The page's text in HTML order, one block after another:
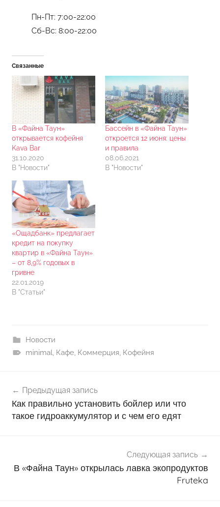
Пн-Пт: 7:00-22:00
Сб-Вс: 8:00-22:00
Связанные
В «Файна Таун»
открывается кофейня
Kava Bar
31.10.2020
В "Новости"
Бассейн в «Файна Таун»
откроется 12 июня: цены
и правила
08.06.2021
В "Новости"
«Ощадбанк» предлагает
кредит на покупку
квартир в «Файна Таун»
– от 8,9% годовых в
гривне
22.01.2019
В "Статьи"
Новости
minimal, Кафе, Коммерция, Кофейня
по
записям
Предыдущая запись
Как правильно установить бойлер или что
такое гидроаккумулятор и с чем его едят
Следующая запись
В «Файна Таун» открылась лавка экопродуктов
Fruteka